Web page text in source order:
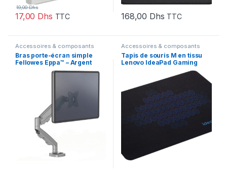
17,00 Dhs
19,00Dhs
TTC 168,00 Dhs TTC
Accessoires & composants
Bras porte-écran simple
Fellowes Eppa™ – Argent
Accessoires & composants
Tapis de souris M en tissu
Lenovo IdeaPad Gaming